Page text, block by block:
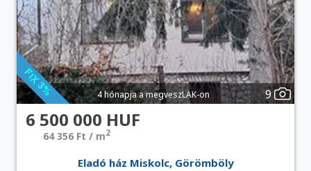
4 hónapja a megveszLAK-on 9
6 500 000 HUF
64 356 Ft / m2
Eladó ház Miskolc, Görömböly